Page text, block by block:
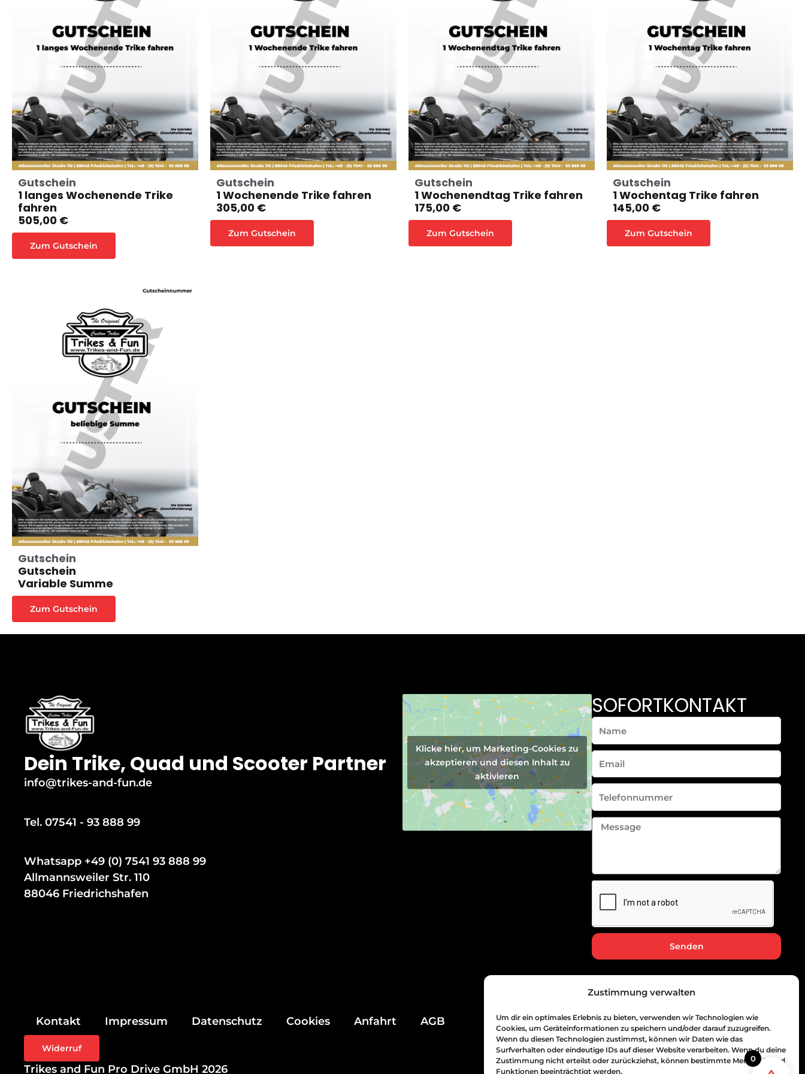
Zustimmung verwalten
Um dir ein optimales Erlebnis zu bieten, verwenden wir Technologien wie
Cookies, um Geräteinformationen zu speichern und/oder darauf zuzugreifen.
Wenn du diesen Technologien zustimmst, können wir Daten wie das
Surfverhalten oder eindeutige IDs auf dieser Website verarbeiten. Wenn du deine
Zustimmung nicht erteilst oder zurückziehst, können bestimmte Merkmale und
Funktionen beeinträchtigt werden.
Gutschein
1 langes Wochenende Trike
fahren
505,00 €
Zum Gutschein
Gutschein
1 Wochenende Trike fahren
305,00 €
Zum Gutschein
Gutschein
1 Wochenendtag Trike fahren
175,00 €
Zum Gutschein
Gutschein
1 Wochentag Trike fahren
145,00 €
Zum Gutschein
Gutschein
Gutschein
Variable Summe
Zum Gutschein
Dein Trike, Quad und Scooter Partner
info@trikes-and-fun.de
Tel. 07541 - 93 888 99
Whatsapp +49 (0) 7541 93 888 99
Allmannsweiler Str. 110
88046 Friedrichshafen
Klicke hier, um Marketing-Cookies zu
akzeptieren und diesen Inhalt zu
aktivieren
SOFORTKONTAKT
Name
Email
Telefonnummer
Message
Senden
Kontakt Impressum Datenschutz Cookies Anfahrt AGB
Widerruf
Trikes and Fun Pro Drive GmbH 2026
0